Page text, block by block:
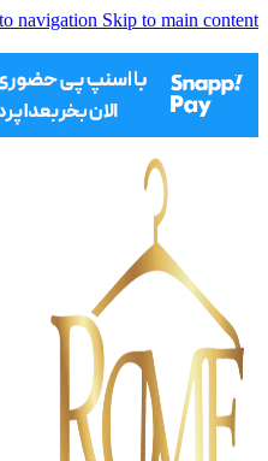
navigation Skip to main content